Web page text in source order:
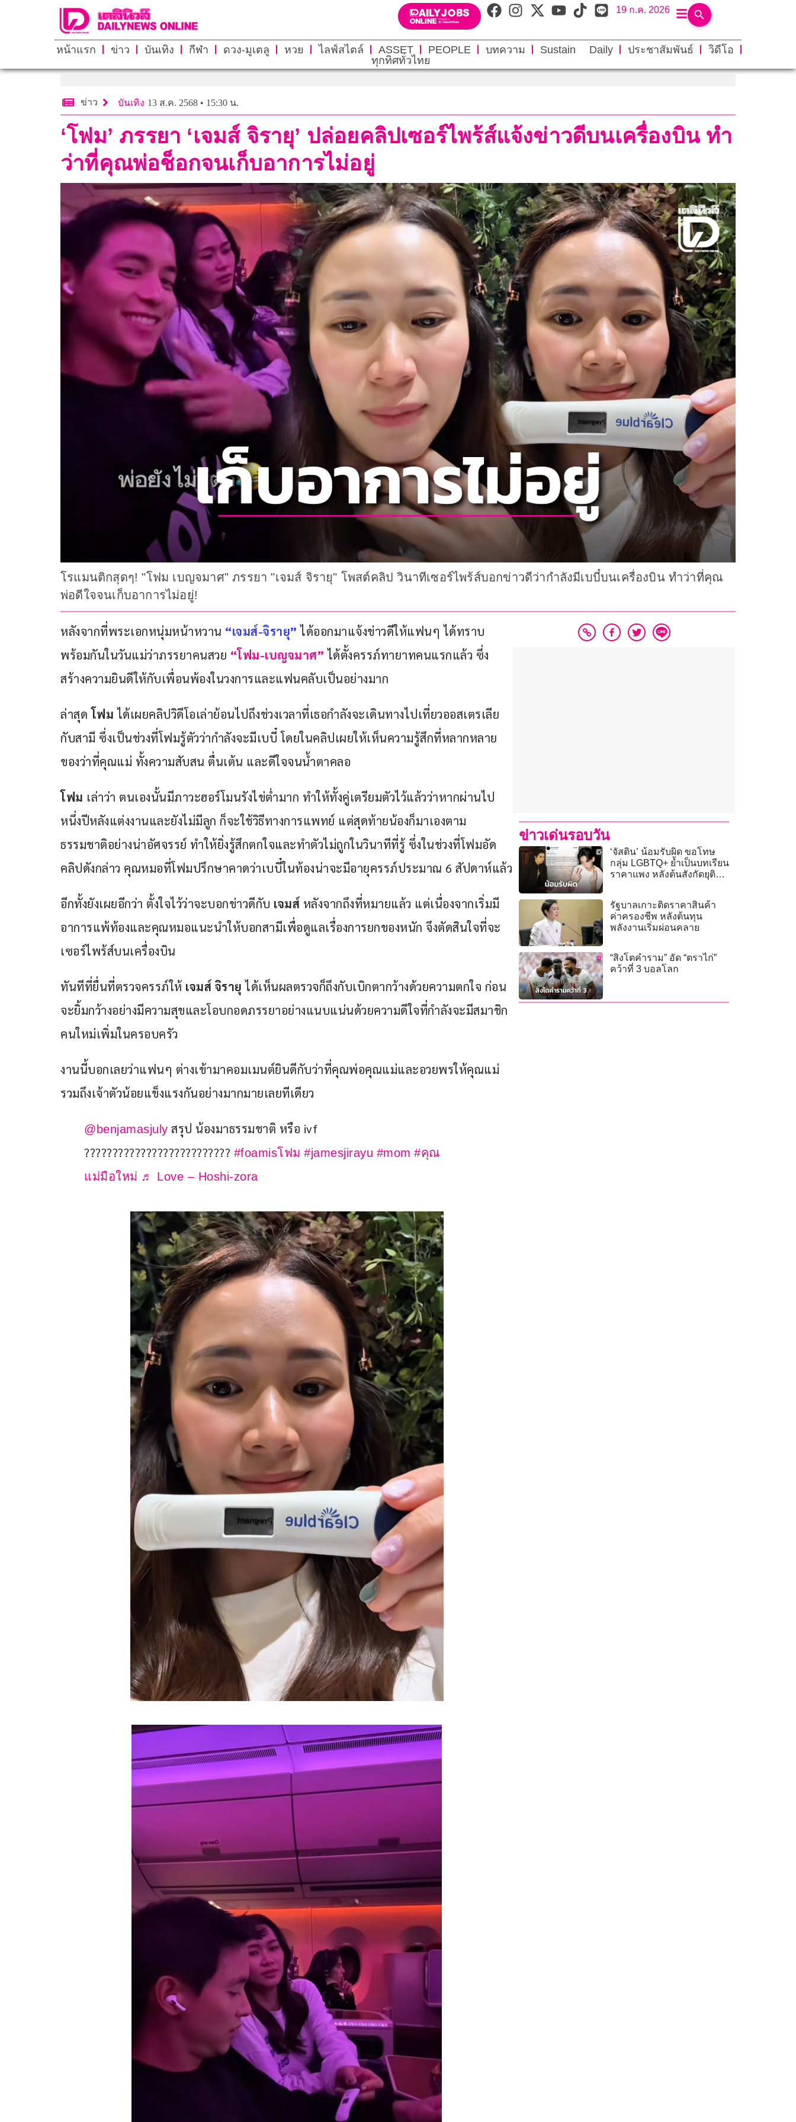
19 ก.ค. 2026
หน้าแรก ข่าว บันเทิง กีฬา ดวง-มูเตลู หวย ไลฟ์สไตล์ ASSET PEOPLE บทความ Sustain Daily ประชาสัมพันธ์
วิดีโอ
ทุกทิศทั่วไทย
ข่าว บันเทิง 13 ส.ค. 2568 • 15:30 น.
‘โฟม’ ภรรยา ‘เจมส์ จิรายุ’ ปล่อยคลิปเซอร์ไพร้ส์แจ้งข่าวดีบนเครื่องบิน ทำ
ว่าที่คุณพ่อช็อกจนเก็บอาการไม่อยู่
โรแมนติกสุดๆ! "โฟม เบญจมาศ" ภรรยา "เจมส์ จิรายุ" โพสต์คลิป วินาทีเซอร์ไพร้ส์บอกข่าวดีว่ากำลังมีเบบี๋บนเครื่องบิน ทำว่าที่คุณ
พ่อดีใจจนเก็บอาการไม่อยู่!
หลังจากที่พระเอกหนุ่มหน้าหวาน “เจมส์-จิรายุ” ได้ออกมาแจ้งข่าวดีให้แฟนๆ ได้ทราบ
พร้อมกันในวันแม่ว่าภรรยาคนสวย “โฟม-เบญจมาศ” ได้ตั้งครรภ์ทายาทคนแรกแล้ว ซึ่ง
สร้างความยินดีให้กับเพื่อนพ้องในวงการและแฟนคลับเป็นอย่างมาก
ล่าสุด โฟม ได้เผยคลิปวิดีโอเล่าย้อนไปถึงช่วงเวลาที่เธอกำลังจะเดินทางไปเที่ยวออสเตรเลีย
กับสามี ซึ่งเป็นช่วงที่โฟมรู้ตัวว่ากำลังจะมีเบบี๋ โดยในคลิปเผยให้เห็นความรู้สึกที่หลากหลาย
ของว่าที่คุณแม่ ทั้งความสับสน ตื่นเต้น และดีใจจนน้ำตาคลอ
โฟม เล่าว่า ตนเองนั้นมีภาวะฮอร์โมนรังไข่ต่ำมาก ทำให้ทั้งคู่เตรียมตัวไว้แล้วว่าหากผ่านไป
หนึ่งปีหลังแต่งงานและยังไม่มีลูก ก็จะใช้วิธีทางการแพทย์ แต่สุดท้ายน้องก็มาเองตาม
ธรรมชาติอย่างน่าอัศจรรย์ ทำให้ยิ่งรู้สึกตกใจและทำตัวไม่ถูกในวินาทีที่รู้ ซึ่งในช่วงที่โฟมอัด
คลิปดังกล่าว คุณหมอที่โฟมปรึกษาคาดว่าเบบี๋ในท้องน่าจะมีอายุครรภ์ประมาณ 6 สัปดาห์แล้ว
อีกทั้งยังเผยอีกว่า ตั้งใจไว้ว่าจะบอกข่าวดีกับ เจมส์ หลังจากถึงที่หมายแล้ว แต่เนื่องจากเริ่มมี
อาการแพ้ท้องและคุณหมอแนะนำให้บอกสามีเพื่อดูแลเรื่องการยกของหนัก จึงตัดสินใจที่จะ
เซอร์ไพร้ส์บนเครื่องบิน
ทันทีที่ยื่นที่ตรวจครรภ์ให้ เจมส์ จิรายุ ได้เห็นผลตรวจก็ถึงกับเบิกตากว้างด้วยความตกใจ ก่อน
จะยิ้มกว้างอย่างมีความสุขและโอบกอดภรรยาอย่างแนบแน่นด้วยความดีใจที่กำลังจะมีสมาชิก
คนใหม่เพิ่มในครอบครัว
งานนี้บอกเลยว่าแฟนๆ ต่างเข้ามาคอมเมนต์ยินดีกับว่าที่คุณพ่อคุณแม่และอวยพรให้คุณแม่
รวมถึงเจ้าตัวน้อยแข็งแรงกันอย่างมากมายเลยทีเดียว
@benjamasjuly สรุป น้องมาธรรมชาติ หรือ ivf
?????????????????????????? #foamisโฟม #jamesjirayu #mom #คุณ
แม่มือใหม่ ♬ Love – Hoshi-zora
ข่าวเด่นรอบวัน
‘จัสติน’ น้อมรับผิด ขอโทษ
กลุ่ม LGBTQ+ ย้ำเป็นบทเรียน
ราคาแพง หลังต้นสังกัดยุติ
รัฐบาลเกาะติดราคาสินค้า
ค่าครองชีพ หลังต้นทุน
พลังงานเริ่มผ่อนคลาย
“สิงโตคำราม” อัด “ตราไก่”
คว้าที่ 3 บอลโลก